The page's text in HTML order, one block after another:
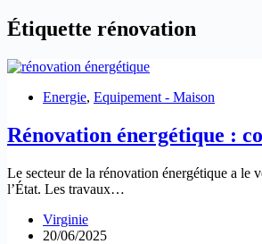
Étiquette rénovation
Energie, Equipement - Maison
Rénovation énergétique :
Le secteur de la rénovation énergétique a le
l’État. Les travaux…
Virginie
20/06/2025